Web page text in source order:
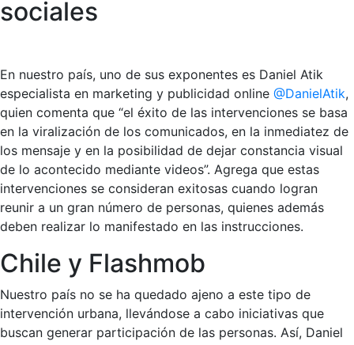
sociales
En nuestro país, uno de sus exponentes es Daniel Atik
especialista en marketing y publicidad online @DanielAtik,
quien comenta que “el éxito de las intervenciones se basa
en la viralización de los comunicados, en la inmediatez de
los mensaje y en la posibilidad de dejar constancia visual
de lo acontecido mediante videos”. Agrega que estas
intervenciones se consideran exitosas cuando logran
reunir a un gran número de personas, quienes además
deben realizar lo manifestado en las instrucciones.
Chile y Flashmob
Nuestro país no se ha quedado ajeno a este tipo de
intervención urbana, llevándose a cabo iniciativas que
buscan generar participación de las personas. Así, Daniel